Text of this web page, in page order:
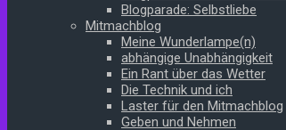
Blogparade: Selbstliebe
Mitmachblog
Meine Wunderlampe(n)
abhängige Unabhängigkeit
Ein Rant über das Wetter
Die Technik und ich
Laster für den Mitmachblog
Geben und Nehmen